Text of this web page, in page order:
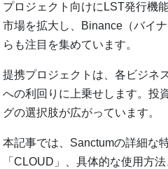
プロジェクト向けにLST発行機
市場を拡大し、Binance（バイ
らも注目を集めています。
提携プロジェクトは、各ビジネ
への利回りに上乗せします。投
グの選択肢が広がっています。
本記事では、Sanctumの詳細な
「CLOUD」、具体的な使用方